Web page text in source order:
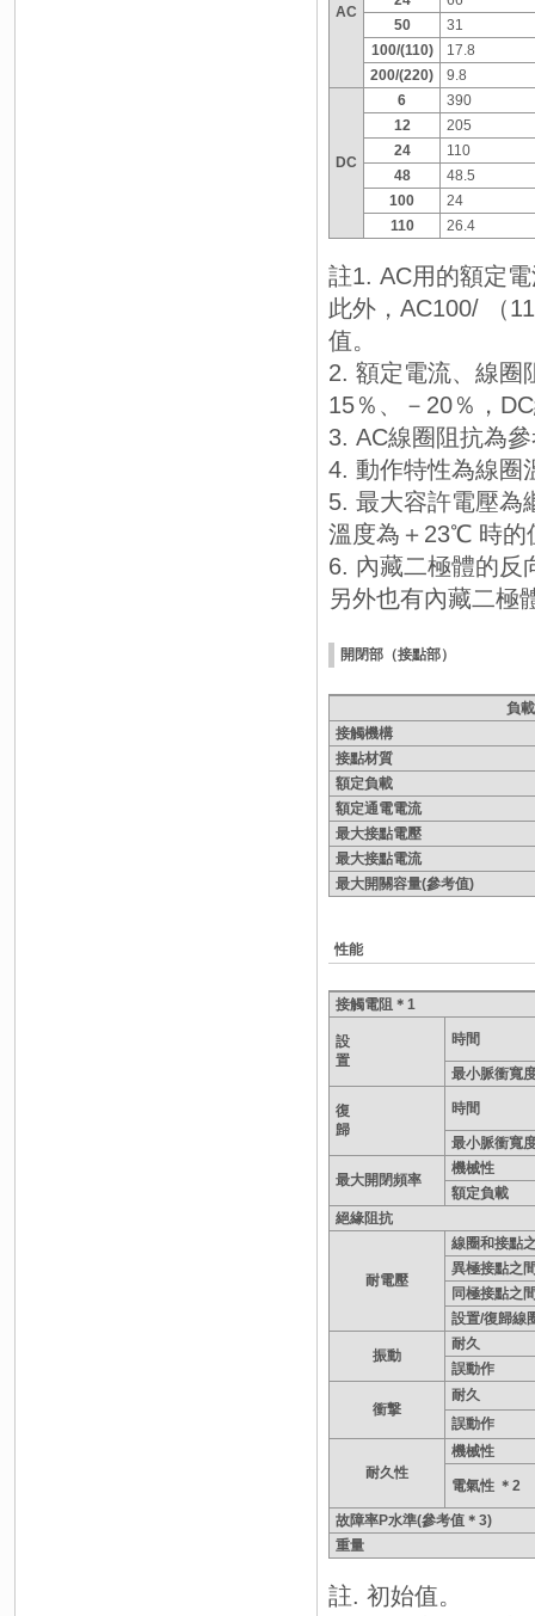
AC
50
31
100/(110)
17.8
200/(220)
9.8
DC
6
390
12
205
24
110
48
48.5
100
24
110
26.4
註1. AC用的額定
此外，AC100/ （
值。
2. 額定電流、線圈
15％、－20％，
3. AC線圈阻抗為
4. 動作特性為線
5. 最大容許電壓為
溫度為＋23℃ 時的
6. 內藏二極體的反
另外也有內藏二極
開閉部（接點部）
負載
接觸機構
接點材質
額定負載
額定通電電流
最大接點電壓
最大接點電流
最大開關容量(參考值)
性能
接觸電阻＊1
設
置
時間
最小脈衝寬
復
歸
時間
最小脈衝寬
最大開閉頻率
機械性
額定負載
絕緣阻抗
耐電壓
線圈和接點
異極接點之
同極接點之
設置/復歸線
振動
耐久
誤動作
衝撃
耐久
誤動作
耐久性
機械性
電氣性 ＊2
故障率P水準(參考值＊3)
重量
註. 初始值。